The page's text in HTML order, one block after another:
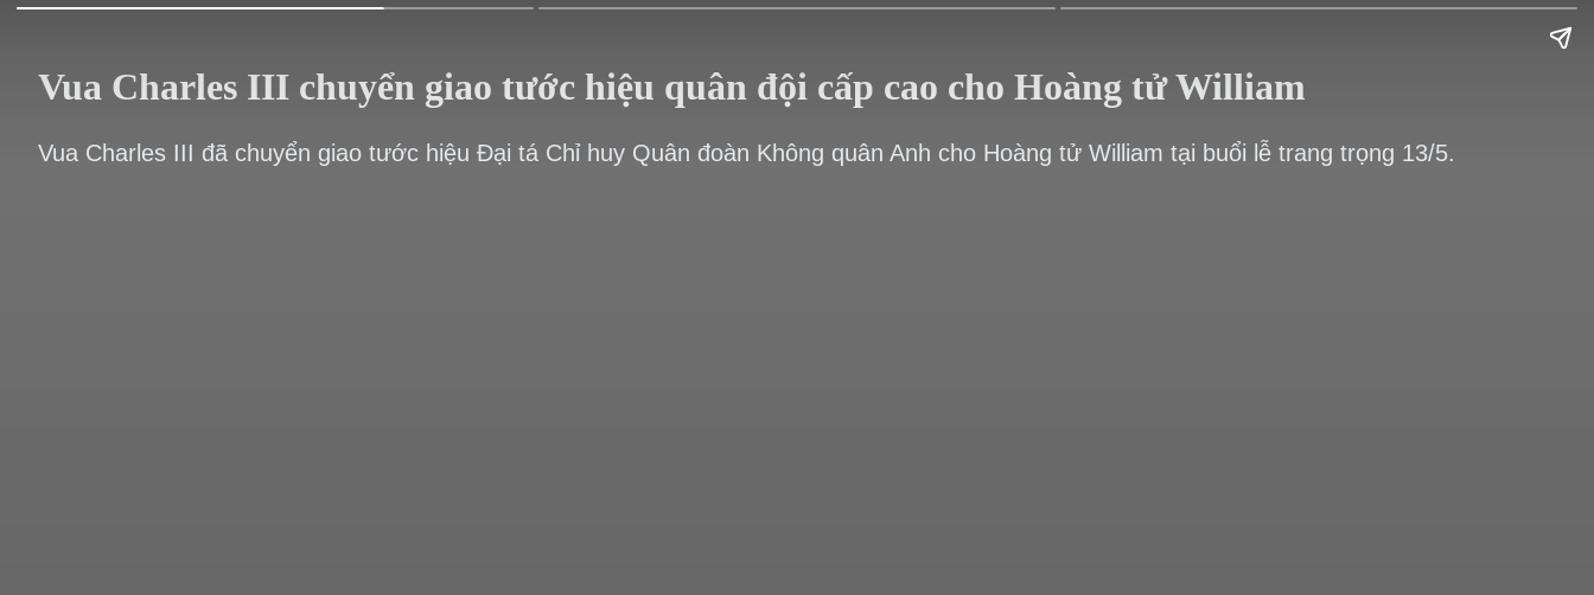
Vua Charles III chuyển giao tước hiệu quân đội cấp cao cho Hoàng tử William
Vua Charles III đã chuyển giao tước hiệu Đại tá Chỉ huy Quân đoàn Không quân Anh cho Hoàng tử William tại buổi lễ trang trọng 13/5.